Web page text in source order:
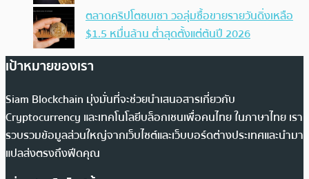
ตลาดคริปโตซบเซา วอลุ่มซื้อขายรายวันดิ่งเหลือ
$1.5 หมื่นล้าน ต่ำสุดตั้งแต่ต้นปี 2026
เป้าหมายของเรา
Siam Blockchain มุ่งมั่นที่จะช่วยนำเสนอสารเกี่ยวกับ
Cryptocurrency และเทคโนโลยีบล็อกเชนเพื่อคนไทย ในภาษาไทย เรา
รวบรวมข้อมูลส่วนใหญ่จากเว็บไซต์และเว็บบอร์ดต่างประเทศและนำมา
แปลส่งตรงถึงฟีดคุณ